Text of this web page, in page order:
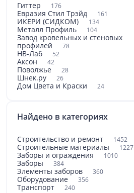
Гиттер 176
Евразия Стил Трэйд 161
ИКЕРИ (СИДКОМ) 134
Металл Профиль 104
Завод кровельных и стеновых
профилей
78
НВ-Лаб 52
Аксон 42
Поволжье 28
Шнек.ру 26
Дом Цвета и Краски 24
Найдено в категориях
Строительство и ремонт 1452
Строительные материалы 1227
Заборы и ограждения 1010
Заборы 384
Элементы заборов 360
Оборудование 356
Транспорт 240